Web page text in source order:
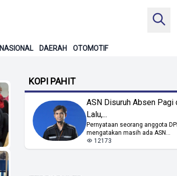
NASIONAL DAERAH OTOMOTIF
KOPI PAHIT
ASN Disuruh Absen Pagi
Lalu,...
Pernyataan seorang anggota
mengatakan masih ada ASN...
12173